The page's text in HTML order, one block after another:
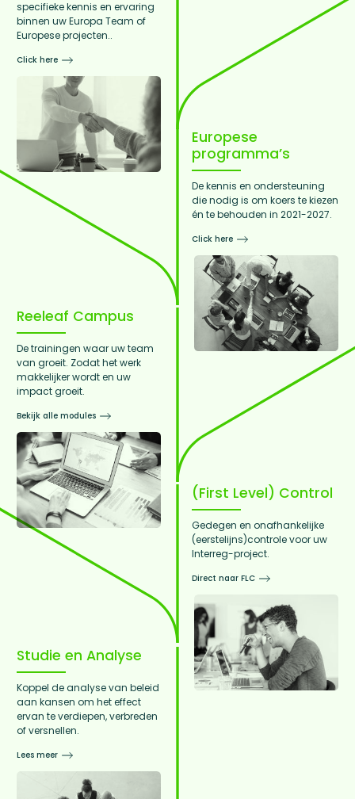
specifieke kennis en ervaring
binnen uw Europa Team of
Europese projecten..
Click here
Europese
programma’s
De kennis en ondersteuning
die nodig is om koers te kiezen
én te behouden in 2021-2027.
Click here
Reeleaf Campus
De trainingen waar uw team
van groeit. Zodat het werk
makkelijker wordt en uw
impact groeit.
Bekijk alle modules
(First Level) Control
Gedegen en onafhankelijke
(eerstelijns)controle voor uw
Interreg-project.
Direct naar FLC
Studie en Analyse
Koppel de analyse van beleid
aan kansen om het effect
ervan te verdiepen, verbreden
of versnellen.
Lees meer